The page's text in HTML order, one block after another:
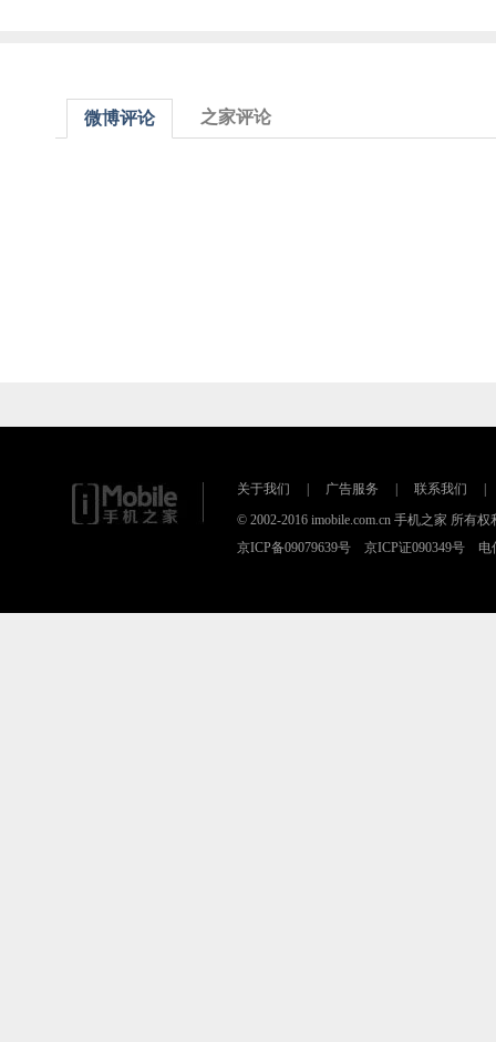
微博评论 之家评论
关于我们 广告服务 联系我们
© 2002-2016 imobile.com.cn 手机之家 所有权
京ICP备09079639号 京ICP证090349号 电